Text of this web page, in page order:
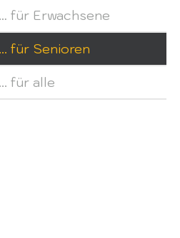
… für Erwachsene
... für Senioren
... für alle